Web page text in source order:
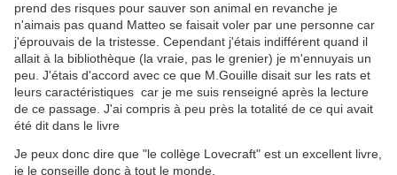
prend des risques pour sauver son animal en revanche je
n'aimais pas quand Matteo se faisait voler par une personne car
j'éprouvais de la tristesse. Cependant j'étais indifférent quand il
allait à la bibliothèque (la vraie, pas le grenier) je m'ennuyais un
peu. J'étais d'accord avec ce que M.Gouille disait sur les rats et
leurs caractéristiques car je me suis renseigné après la lecture
de ce passage. J'ai compris à peu près la totalité de ce qui avait
été dit dans le livre
Je peux donc dire que "le collège Lovecraft" est un excellent livre,
je le conseille donc à tout le monde.